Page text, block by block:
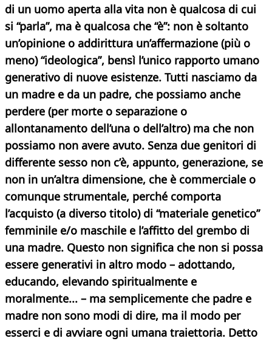
di un uomo aperta alla vita non è qualcosa di cui
si “parla”, ma è qualcosa che “è”: non è soltanto
un’opinione o addirittura un’affermazione (più o
meno) “ideologica”, bensì l’unico rapporto umano
generativo di nuove esistenze. Tutti nasciamo da
un madre e da un padre, che possiamo anche
perdere (per morte o separazione o
allontanamento dell’una o dell’altro) ma che non
possiamo non avere avuto. Senza due genitori di
differente sesso non c’è, appunto, generazione, se
non in un’altra dimensione, che è commerciale o
comunque strumentale, perché comporta
l’acquisto (a diverso titolo) di “materiale genetico”
femminile e/o maschile e l’affitto del grembo di
una madre. Questo non significa che non si possa
essere generativi in altro modo – adottando,
educando, elevando spiritualmente e
moralmente... – ma semplicemente che padre e
madre non sono modi di dire, ma il modo per
esserci e di avviare ogni umana traiettoria. Detto